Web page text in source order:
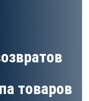
товаров